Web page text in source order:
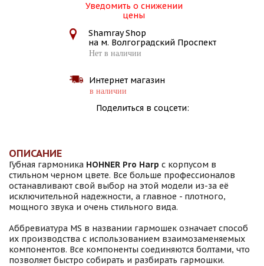
Уведомить о снижении
цены
Shamray Shop
на м. Волгоградский Проспект
Нет в наличии
Интернет магазин
в наличии
Поделиться в соцсети:
ОПИСАНИЕ
Губная гармоника HOHNER Pro Harp с корпусом в
стильном черном цвете. Все больше профессионалов
останавливают свой выбор на этой модели из-за её
исключительной надежности, а главное - плотного,
мощного звука и очень стильного вида.
Аббревиатура MS в названии гармошек означает способ
их производства с использованием взаимозаменяемых
компонентов. Все компоненты соединяются болтами, что
позволяет быстро собирать и разбирать гармошки.